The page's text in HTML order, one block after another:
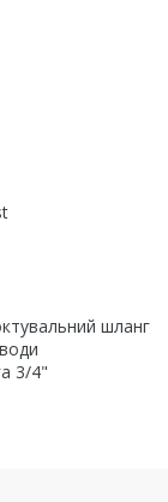
шланг
3/4"